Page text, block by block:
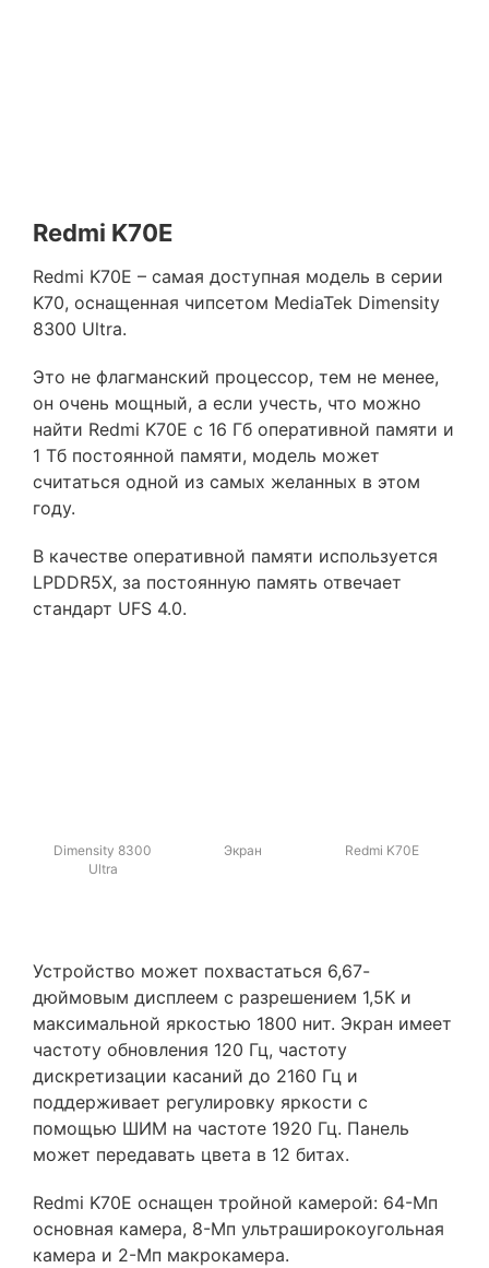
Redmi K70E
Redmi K70E – самая доступная модель в серии
K70, оснащенная чипсетом MediaTek Dimensity
8300 Ultra.
Это не флагманский процессор, тем не менее,
он очень мощный, а если учесть, что можно
найти Redmi K70E с 16 Гб оперативной памяти и
1 Тб постоянной памяти, модель может
считаться одной из самых желанных в этом
году.
В качестве оперативной памяти используется
LPDDR5X, за постоянную память отвечает
стандарт UFS 4.0.
Dimensity 8300
Ultra
Экран Redmi K70E
Устройство может похвастаться 6,67-
дюймовым дисплеем с разрешением 1,5K и
максимальной яркостью 1800 нит. Экран имеет
частоту обновления 120 Гц, частоту
дискретизации касаний до 2160 Гц и
поддерживает регулировку яркости с
помощью ШИМ на частоте 1920 Гц. Панель
может передавать цвета в 12 битах.
Redmi K70E оснащен тройной камерой: 64-Мп
основная камера, 8-Мп ультраширокоугольная
камера и 2-Мп макрокамера.